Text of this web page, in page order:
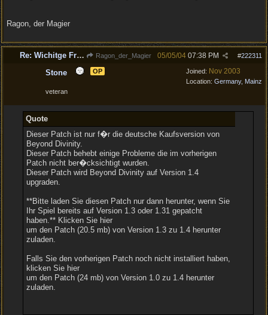
Ragon, der Magier
Re: Wichitge Frage zum neuen Patch (eventuel :) ) Ragon_der_Magier #222311
05/05/04 07:38 PM
Joined: Nov 2003
Location: Germany, Mainz
Stone OP
veteran
Quote
Dieser Patch ist nur f�r die deutsche Kaufsversion von
Beyond Divinity.
Dieser Patch behebt einige Probleme die im vorherigen
Patch nicht ber�cksichtigt wurden.
Dieser Patch wird Beyond Divinity auf Version 1.4
upgraden.
**Bitte laden Sie diesen Patch nur dann herunter, wenn Sie
Ihr Spiel bereits auf Version 1.3 oder 1.31 gepatcht
haben.** Klicken Sie hier
um den Patch (20.5 mb) von Version 1.3 zu 1.4 herunter
zuladen.
Falls Sie den vorherigen Patch noch nicht installiert haben,
klicken Sie hier
um den Patch (24 mb) von Version 1.0 zu 1.4 herunter
zuladen.